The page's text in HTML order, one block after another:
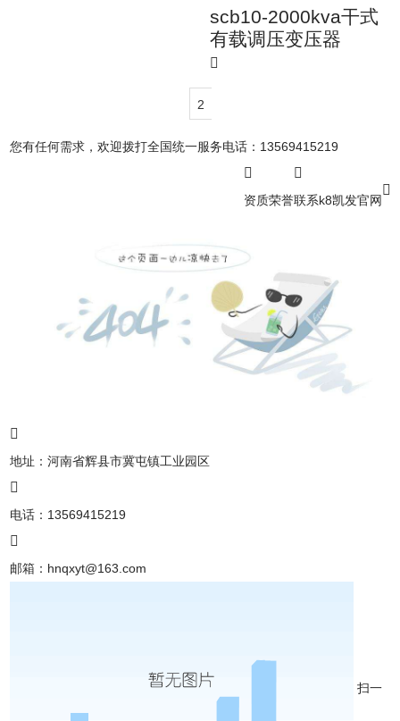
scb10-2000kva干式
有载调压变压器
2
您有任何需求，欢迎拨打全国统一服务电话： 13569415219
资质荣誉联系k8凯发官网
地址：河南省辉县市冀屯镇工业园区
电话：13569415219
邮箱： hnqxyt@163.com
扫一